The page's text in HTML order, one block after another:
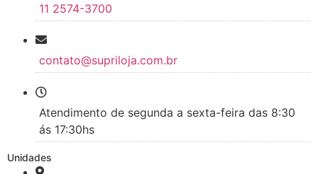
11 2574-3700
contato@supriloja.com.br
Atendimento de segunda a sexta-feira das 8:30
ás 17:30hs
Unidades